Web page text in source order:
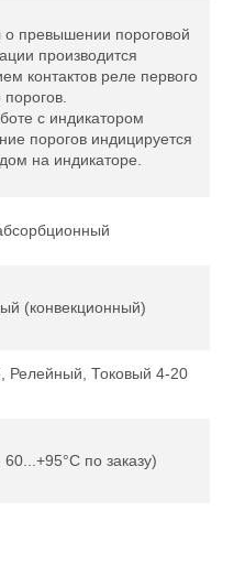
о превышении пороговой
производится
контактов реле первого
порогов.
с индикатором
порогов индицируется
на индикаторе.
(конвекционный)
Релейный, Токовый 4-20
по заказу)